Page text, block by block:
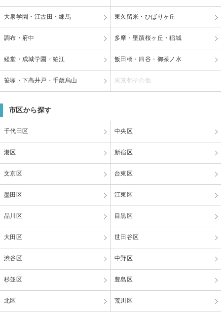
大泉学園・江古田・練馬 東久留米・ひばりヶ丘
調布・府中 多摩・聖蹟桜ヶ丘・稲城
経堂・成城学園・狛江 飯田橋・四谷・御茶ノ水
笹塚・下高井戸・千歳烏山 東京都その他
市区から探す
千代田区 中央区
港区 新宿区
文京区 台東区
墨田区 江東区
品川区 目黒区
大田区 世田谷区
渋谷区 中野区
杉並区 豊島区
北区 荒川区